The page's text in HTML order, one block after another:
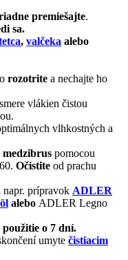
premiešajte.
sa.
, valčeka alebo
rozotrite a nechajte ho
vlákien čistou
vlhkostných a
medzibrus pomocou
Očistite od prachu
napr. prípravok ADLER
alebo ADLER Legno
o 7 dní.
umyte čistiacim